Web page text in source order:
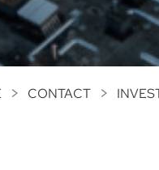
CONTACT